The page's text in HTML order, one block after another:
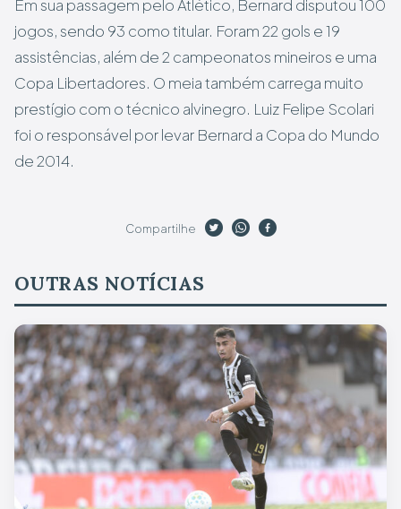
Em sua passagem pelo Atlético, Bernard disputou 100
jogos, sendo 93 como titular. Foram 22 gols e 19
assistências, além de 2 campeonatos mineiros e uma
Copa Libertadores. O meia também carrega muito
prestígio com o técnico alvinegro. Luiz Felipe Scolari
foi o responsável por levar Bernard a Copa do Mundo
de 2014.
Compartilhe
OUTRAS NOTÍCIAS